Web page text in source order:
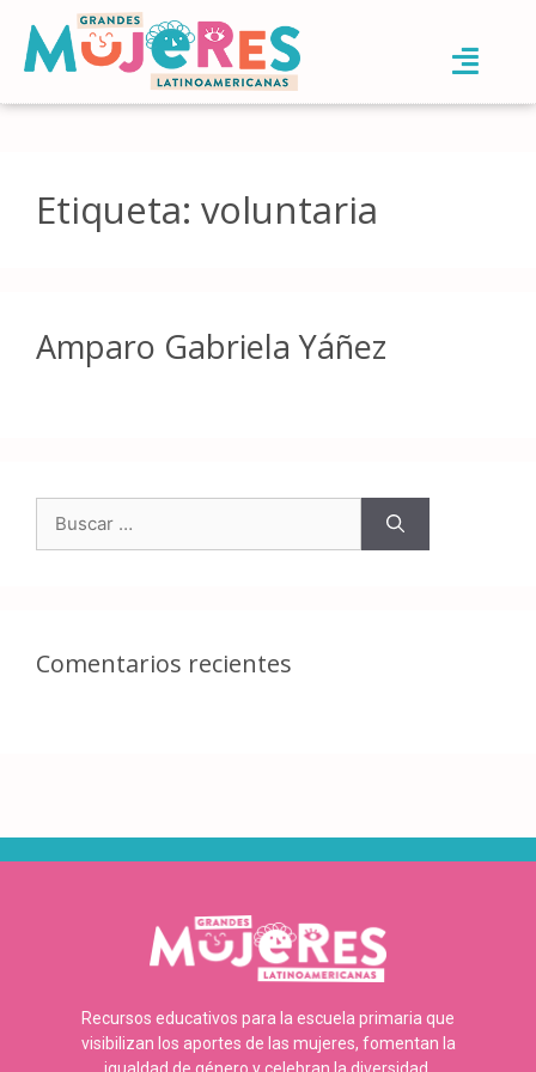
Etiqueta: voluntaria
Amparo Gabriela Yáñez
Comentarios recientes
Recursos educativos para la escuela primaria que
visibilizan los aportes de las mujeres, fomentan la
igualdad de género y celebran la diversidad.